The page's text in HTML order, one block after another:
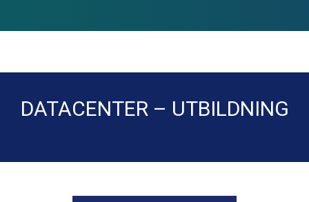
DATACENTER – UTBILDNING
Du är här: